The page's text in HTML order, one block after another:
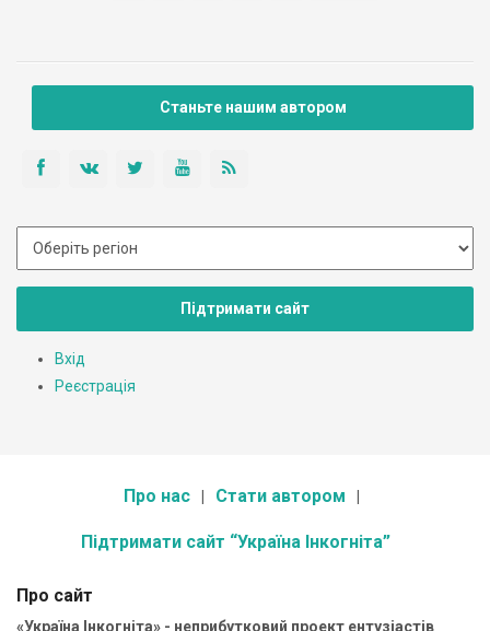
Станьте нашим автором
Підтримати сайт
Вхід
Реєстрація
Про нас Стати автором
Підтримати сайт “Україна Інкогніта”
Про сайт
«Україна Інкогніта» - неприбутковий проект ентузіастів